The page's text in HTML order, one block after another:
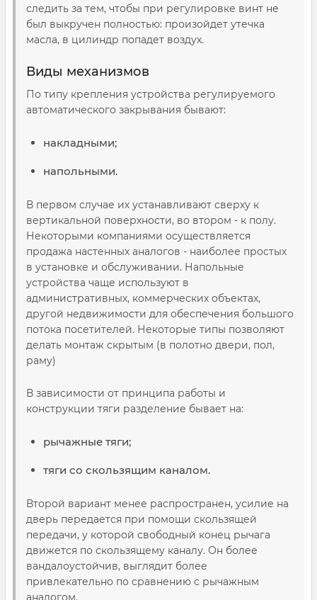
следить за тем, чтобы при регулировке винт не
был выкручен полностью: произойдет утечка
масла, в цилиндр попадет воздух.
Виды механизмов
По типу крепления устройства регулируемого
автоматического закрывания бывают:
накладными;
напольными.
В первом случае их устанавливают сверху к
вертикальной поверхности, во втором - к полу.
Некоторыми компаниями осуществляется
продажа настенных аналогов - наиболее простых
в установке и обслуживании. Напольные
устройства чаще используют в
административных, коммерческих объектах,
другой недвижимости для обеспечения большого
потока посетителей. Некоторые типы позволяют
делать монтаж скрытым (в полотно двери, пол,
раму)
В зависимости от принципа работы и
конструкции тяги разделение бывает на:
рычажные тяги;
тяги со скользящим каналом.
Второй вариант менее распространен, усилие на
дверь передается при помощи скользящей
передачи, у которой свободный конец рычага
движется по скользящему каналу. Он более
вандалоустойчив, выглядит более
привлекательно по сравнению с рычажным
аналогом.